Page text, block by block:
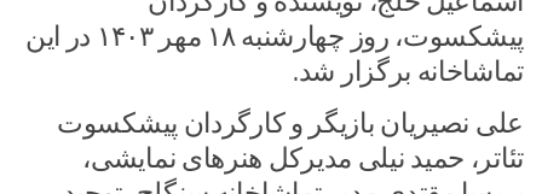
پیشکسوت، روز چهارشنبه ۱۸ مهر ۱۴۰۳ در این
تماشاخانه برگزار شد.
علی نصیریان بازیگر و کارگردان پیشکسوت
تئاتر، حمید نیلی مدیرکل هنرهای نمایشی،